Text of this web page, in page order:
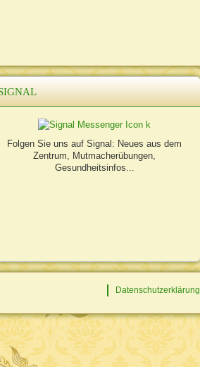
Folgen Sie uns auf Signal: Neues aus dem
Zentrum, Mutmacherübungen,
Gesundheitsinfos...
Datenschutzerklärung